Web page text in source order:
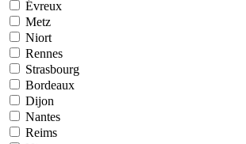
Évreux
Metz
Niort
Rennes
Strasbourg
Bordeaux
Dijon
Nantes
Reims